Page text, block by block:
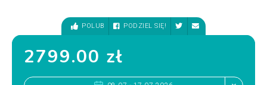
POLUB PODZIEL SIĘ!
2799.00 zł